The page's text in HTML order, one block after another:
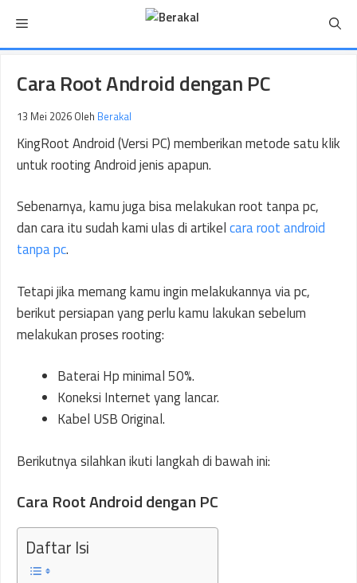
isi
Menu
Cara Root Android dengan PC
13 Mei 2026 Oleh Berakal
KingRoot Android (Versi PC) memberikan metode satu klik
untuk rooting Android jenis apapun.
Sebenarnya, kamu juga bisa melakukan root tanpa pc,
dan cara itu sudah kami ulas di artikelcara root android
tanpa pc.
Tetapi jika memang kamu ingin melakukannya via pc,
berikut persiapan yang perlu kamu lakukan sebelum
melakukan proses rooting:
Baterai Hp minimal 50%.
Koneksi Internet yang lancar.
Kabel USB Original.
Berikutnya silahkan ikuti langkah di bawah ini:
Cara Root Android dengan PC
Daftar Isi